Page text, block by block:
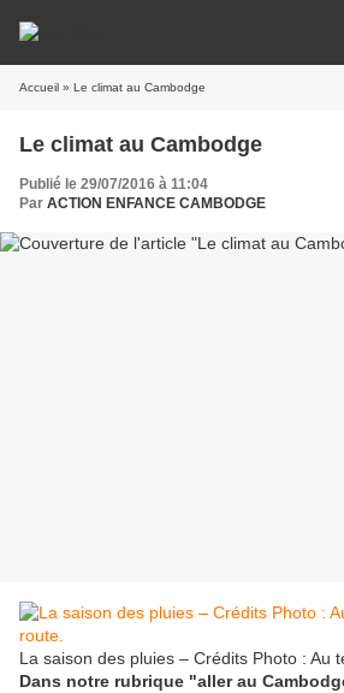
Accueil » Le climat au Cambodge
Le climat au Cambodge
Publié le 29/07/2016 à 11:04
Par ACTION ENFANCE CAMBODGE
La saison des pluies – Crédits Photo : Au
Dans notre rubrique "aller au